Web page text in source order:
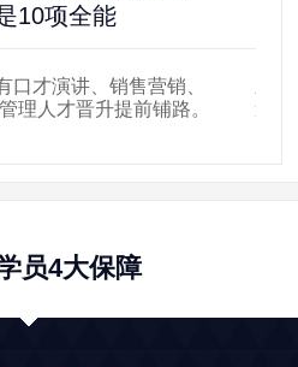
10项全能
口才演讲、销售营销、
理人才晋升提前铺路。
遍布
员4大保障